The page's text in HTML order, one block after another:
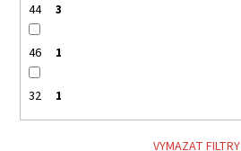
44 3
46 1
32 1
VYMAZAT FILTRY